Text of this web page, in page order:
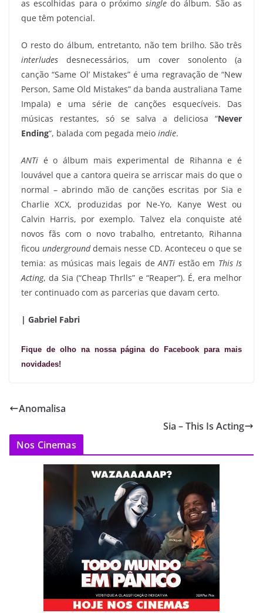
as escolhidas para o próximo singledo álbum. São as
que têm potencial.
O resto do álbum, entretanto, não tem brilho. São três
interludes desnecessários, um cover sonolento (a
canção “Same Ol’ Mistakes” é uma regravação de “New
Person, Same Old Mistakes” da banda australiana Tame
Impala) e uma série de canções esquecíveis. Das
músicas restantes, só se salva a deliciosa “Never
Ending“, balada com pegada meio indie.
ANTi é o álbum mais experimental de Rihanna e é
louvável que a cantora queira se arriscar mais do que o
normal – abrindo mão de canções escritas por Sia e
Charlie XCX, produzidas por Ne-Yo, Kanye West ou
Calvin Harris, por exemplo. Talvez ela conquiste até
novos fãs com o novo trabalho, entretanto, Rihanna
ficou undergrounddemais nesse CD. Aconteceu o que se
temia: as músicas mais legais deANTi estão em This Is
Acting, da Sia (“Cheap Thrlls” e “Reaper”). É, era melhor
ter continuado com as parcerias que davam certo.
| Gabriel Fabri
Fique de olho na nossa página do Facebook para mais
novidades!
Anomalisa
Sia – This Is Acting
Nos Cinemas